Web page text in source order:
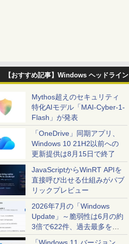
【おすすめ記事】Windows ヘッドライン
Mythos超えのセキュリティ
特化AIモデル「MAI-Cyber-1-
Flash」が発表
「OneDrive」同期アプリ、
Windows 10 21H2以前への
更新提供は8月15日で終了
JavaScriptからWinRT APIを
直接呼び出せる仕組みがパブ
リックプレビュー
2026年7月の「Windows
Update」～脆弱性は6月の約
3倍で622件、過去最多を大
幅に更新